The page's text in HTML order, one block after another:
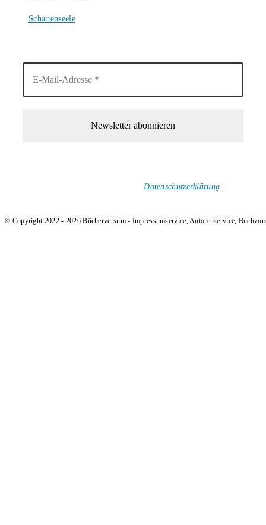
Schattenseele
Datenschutzerklärung
© Copyright 2022 - 2026 Bücherversum - Impressumservice, Autorenservice,